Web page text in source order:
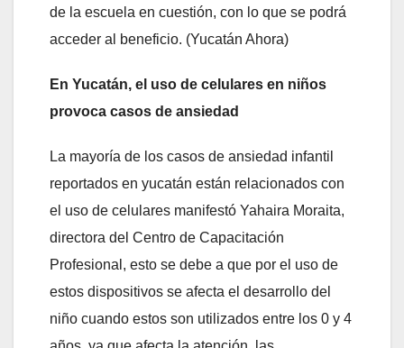
de la escuela en cuestión, con lo que se podrá
acceder al beneficio. (Yucatán Ahora)
En Yucatán, el uso de celulares en niños
provoca casos de ansiedad
La mayoría de los casos de ansiedad infantil
reportados en yucatán están relacionados con
el uso de celulares manifestó Yahaira Moraita,
directora del Centro de Capacitación
Profesional, esto se debe a que por el uso de
estos dispositivos se afecta el desarrollo del
niño cuando estos son utilizados entre los 0 y 4